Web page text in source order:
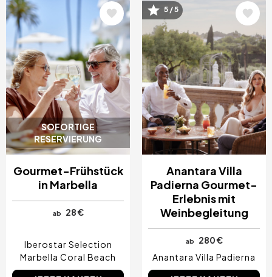
SOFORTIGE
RESERVIERUNG
Bild
Gourmet-Frühstück
in Marbella
ab 28 €
Iberostar Selection
Marbella Coral Beach
Bild5 / 5
Anantara Villa
Padierna Gourmet-
Erlebnis mit
Weinbegleitung
ab
280 €
Anantara Villa Padierna